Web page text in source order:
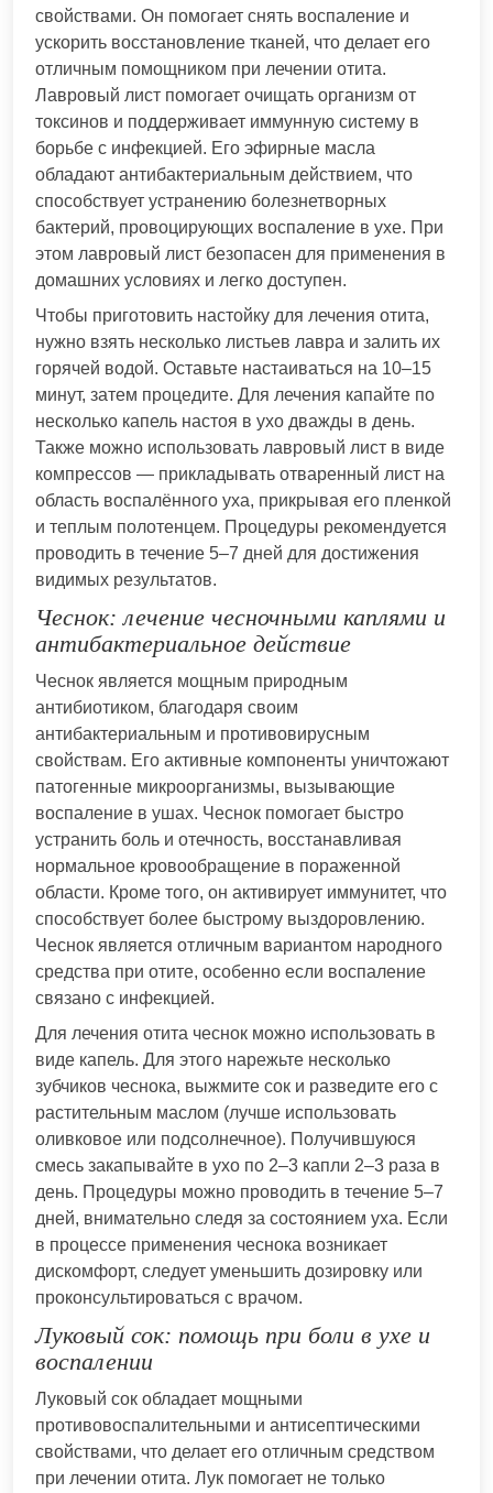
свойствами. Он помогает снять воспаление и
ускорить восстановление тканей, что делает его
отличным помощником при лечении отита.
Лавровый лист помогает очищать организм от
токсинов и поддерживает иммунную систему в
борьбе с инфекцией. Его эфирные масла
обладают антибактериальным действием, что
способствует устранению болезнетворных
бактерий, провоцирующих воспаление в ухе. При
этом лавровый лист безопасен для применения в
домашних условиях и легко доступен.
Чтобы приготовить настойку для лечения отита,
нужно взять несколько листьев лавра и залить их
горячей водой. Оставьте настаиваться на 10–15
минут, затем процедите. Для лечения капайте по
несколько капель настоя в ухо дважды в день.
Также можно использовать лавровый лист в виде
компрессов — прикладывать отваренный лист на
область воспалённого уха, прикрывая его пленкой
и теплым полотенцем. Процедуры рекомендуется
проводить в течение 5–7 дней для достижения
видимых результатов.
Чеснок: лечение чесночными каплями и
антибактериальное действие
Чеснок является мощным природным
антибиотиком, благодаря своим
антибактериальным и противовирусным
свойствам. Его активные компоненты уничтожают
патогенные микроорганизмы, вызывающие
воспаление в ушах. Чеснок помогает быстро
устранить боль и отечность, восстанавливая
нормальное кровообращение в пораженной
области. Кроме того, он активирует иммунитет, что
способствует более быстрому выздоровлению.
Чеснок является отличным вариантом народного
средства при отите, особенно если воспаление
связано с инфекцией.
Для лечения отита чеснок можно использовать в
виде капель. Для этого нарежьте несколько
зубчиков чеснока, выжмите сок и разведите его с
растительным маслом (лучше использовать
оливковое или подсолнечное). Получившуюся
смесь закапывайте в ухо по 2–3 капли 2–3 раза в
день. Процедуры можно проводить в течение 5–7
дней, внимательно следя за состоянием уха. Если
в процессе применения чеснока возникает
дискомфорт, следует уменьшить дозировку или
проконсультироваться с врачом.
Луковый сок: помощь при боли в ухе и
воспалении
Луковый сок обладает мощными
противовоспалительными и антисептическими
свойствами, что делает его отличным средством
при лечении отита. Лук помогает не только